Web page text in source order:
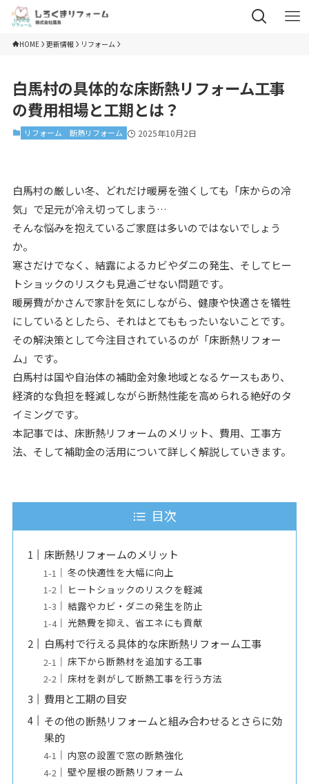
HOME 更新情報 リフォーム
白馬村の具体的な床断熱リフォーム工事
の費用相場と工期とは？
リフォーム 断熱リフォーム 2025年10月2日
白馬村の厳しい冬、どれだけ暖房を強くしても「床からの冷
気」で足元が冷え切ってしまう…
そんな悩みを抱えているご家庭は多いのではないでしょう
か。
寒さだけでなく、結露によるカビやダニの発生、そしてヒー
トショックのリスクも見過ごせない問題です。
暖房費がかさんで家計を気にしながら、健康や快適さを犠牲
にしているとしたら、それはとてももったいないことです。
その解決策として今注目されているのが「床断熱リフォー
ム」です。
白馬村は国や自治体の補助金対象地域となるケースもあり、
経済的な負担を軽減しながら断熱性能を高められる絶好のタ
イミングです。
本記事では、床断熱リフォームのメリット、費用、工事方
法、そして補助金の活用について詳しく解説していきます。
目次
床断熱リフォームのメリット
冬の快適性を大幅に向上
ヒートショックのリスクを軽減
結露やカビ・ダニの発生を防止
光熱費を抑え、省エネにも貢献
白馬村で行える具体的な床断熱リフォーム工事
床下から断熱材を追加する工事
床材を剥がして断熱工事を行う方法
費用と工期の目安
その他の断熱リフォームと組み合わせるとさらに効
果的
内窓の設置で窓の断熱強化
壁や屋根の断熱リフォーム